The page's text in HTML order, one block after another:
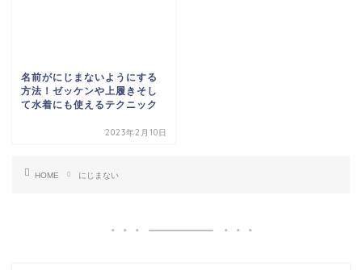
名前がにじまないようにする
方法！ゼッケンや上履きそし
て水着にも使えるテクニック
2023年2月10日
HOME にじまない